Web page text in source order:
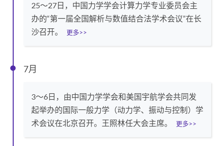
25～27日，中国力学学会计算力学专业委员会主
办的“第一届全国解析与数值结合法学术会议”在长
沙召开。
更多>>
7月
3～6日，由中国力学学会和美国宇航学会共同发
起举办的国际一般力学（动力学、振动与控制）学
术会议在北京召开。王照林任大会主席。
更多>>